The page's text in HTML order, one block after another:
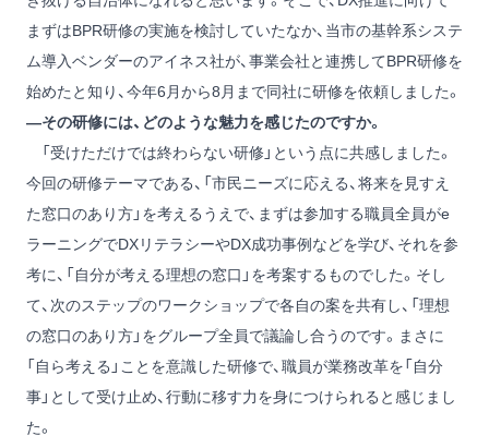
まずはBPR研修の実施を検討していたなか、当市の基幹系システ
ム導入ベンダーのアイネス社が、事業会社と連携してBPR研修を
始めたと知り、今年6月から8月まで同社に研修を依頼しました。
―その研修には、どのような魅力を感じたのですか。
「受けただけでは終わらない研修」という点に共感しました。
今回の研修テーマである、「市民ニーズに応える、将来を見すえ
た窓口のあり方」を考えるうえで、まずは参加する職員全員がe
ラーニングでDXリテラシーやDX成功事例などを学び、それを参
考に、「自分が考える理想の窓口」を考案するものでした。そし
て、次のステップのワークショップで各自の案を共有し、「理想
の窓口のあり方」をグループ全員で議論し合うのです。まさに
「自ら考える」ことを意識した研修で、職員が業務改革を「自分
事」として受け止め、行動に移す力を身につけられると感じまし
た。